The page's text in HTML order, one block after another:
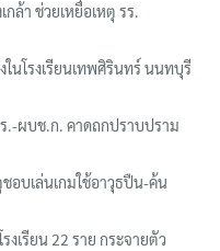
ล้า ช่วยเหยื่อเหตุ รร.
ในโรงเรียนเทพศิรินทร์ นนทบุรี
.-ผบช.ก. คาดถกปราบปราม
อบเล่นเกมใช้อาวุธปืน-ค้น
งเรียน 22 ราย กระจายตัว